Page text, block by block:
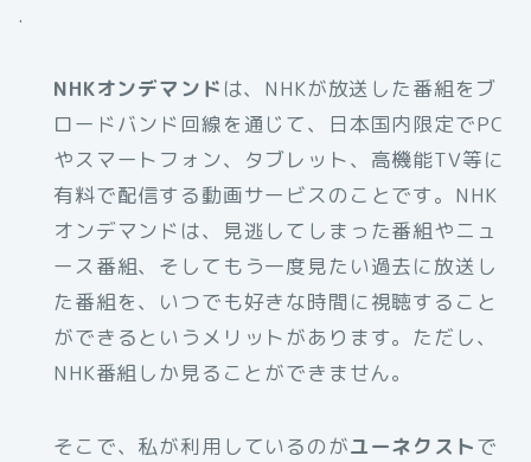
.
NHKオンデマンド は、NHKが放送した番組をブ
ロードバンド回線を通じて、日本国内限定でPC
やスマートフォン、タブレット、高機能TV等に
有料で配信する動画サービスのことです。NHK
オンデマンドは、見逃してしまった番組やニュ
ース番組、そしてもう一度見たい過去に放送し
た番組を、いつでも好きな時間に視聴すること
ができるというメリットがあります。ただし、
NHK番組しか見ることができません。
そこで、私が利用しているのがユーネクストで